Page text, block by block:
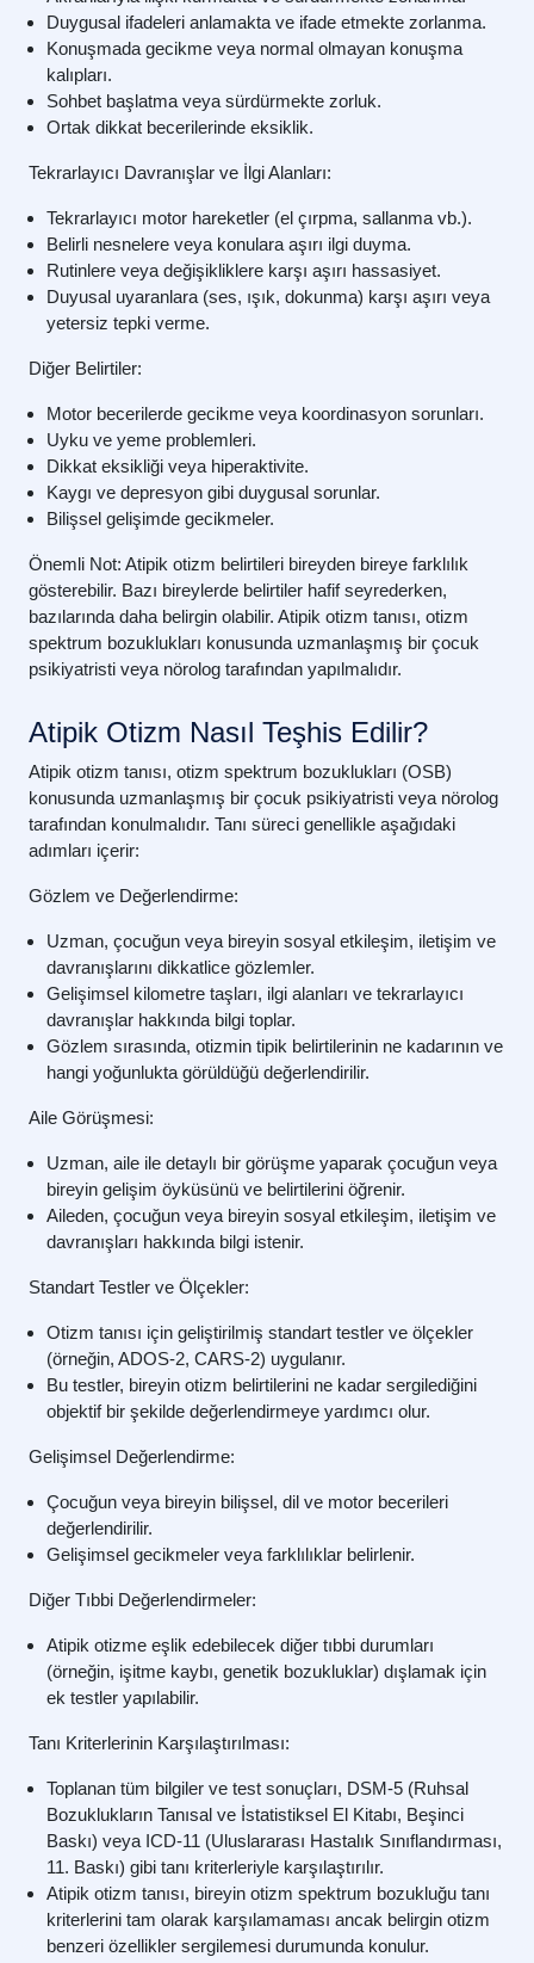
Duygusal ifadeleri anlamakta ve ifade etmekte zorlanma.
Konuşmada gecikme veya normal olmayan konuşma
kalıpları.
Sohbet başlatma veya sürdürmekte zorluk.
Ortak dikkat becerilerinde eksiklik.
Tekrarlayıcı Davranışlar ve İlgi Alanları:
Tekrarlayıcı motor hareketler (el çırpma, sallanma vb.).
Belirli nesnelere veya konulara aşırı ilgi duyma.
Rutinlere veya değişikliklere karşı aşırı hassasiyet.
Duyusal uyaranlara (ses, ışık, dokunma) karşı aşırı veya
yetersiz tepki verme.
Diğer Belirtiler:
Motor becerilerde gecikme veya koordinasyon sorunları.
Uyku ve yeme problemleri.
Dikkat eksikliği veya hiperaktivite.
Kaygı ve depresyon gibi duygusal sorunlar.
Bilişsel gelişimde gecikmeler.
Önemli Not: Atipik otizm belirtileri bireyden bireye farklılık
gösterebilir. Bazı bireylerde belirtiler hafif seyrederken,
bazılarında daha belirgin olabilir. Atipik otizm tanısı, otizm
spektrum bozuklukları konusunda uzmanlaşmış bir çocuk
psikiyatristi veya nörolog tarafından yapılmalıdır.
Atipik Otizm Nasıl Teşhis Edilir?
Atipik otizm tanısı, otizm spektrum bozuklukları (OSB)
konusunda uzmanlaşmış bir çocuk psikiyatristi veya nörolog
tarafından konulmalıdır. Tanı süreci genellikle aşağıdaki
adımları içerir:
Gözlem ve Değerlendirme:
Uzman, çocuğun veya bireyin sosyal etkileşim, iletişim ve
davranışlarını dikkatlice gözlemler.
Gelişimsel kilometre taşları, ilgi alanları ve tekrarlayıcı
davranışlar hakkında bilgi toplar.
Gözlem sırasında, otizmin tipik belirtilerinin ne kadarının ve
hangi yoğunlukta görüldüğü değerlendirilir.
Aile Görüşmesi:
Uzman, aile ile detaylı bir görüşme yaparak çocuğun veya
bireyin gelişim öyküsünü ve belirtilerini öğrenir.
Aileden, çocuğun veya bireyin sosyal etkileşim, iletişim ve
davranışları hakkında bilgi istenir.
Standart Testler ve Ölçekler:
Otizm tanısı için geliştirilmiş standart testler ve ölçekler
(örneğin, ADOS-2, CARS-2) uygulanır.
Bu testler, bireyin otizm belirtilerini ne kadar sergilediğini
objektif bir şekilde değerlendirmeye yardımcı olur.
Gelişimsel Değerlendirme:
Çocuğun veya bireyin bilişsel, dil ve motor becerileri
değerlendirilir.
Gelişimsel gecikmeler veya farklılıklar belirlenir.
Diğer Tıbbi Değerlendirmeler:
Atipik otizme eşlik edebilecek diğer tıbbi durumları
(örneğin, işitme kaybı, genetik bozukluklar) dışlamak için
ek testler yapılabilir.
Tanı Kriterlerinin Karşılaştırılması:
Toplanan tüm bilgiler ve test sonuçları, DSM-5 (Ruhsal
Bozuklukların Tanısal ve İstatistiksel El Kitabı, Beşinci
Baskı) veya ICD-11 (Uluslararası Hastalık Sınıflandırması,
11. Baskı) gibi tanı kriterleriyle karşılaştırılır.
Atipik otizm tanısı, bireyin otizm spektrum bozukluğu tanı
kriterlerini tam olarak karşılamaması ancak belirgin otizm
benzeri özellikler sergilemesi durumunda konulur.